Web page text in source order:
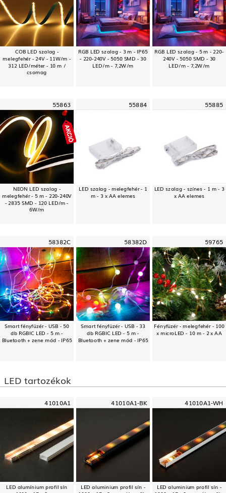
COB LED szalag -
melegfehér - 24V - 11W/m -
312 LED/méter - 10 m /
csomag
RGB LED szalag - 3 m - IP65
- 220-240V - 5050 SMD - 30
LED/m - 7,2W/m
RGB LED szalag - 5 m - 220-
240V - 5050 SMD - 30
LED/m - 7,2W/m
55863
NEON LED szalag -
melegfehér - 5 m - 220-240V
- 2835 SMD - 120 LED/m -
6W/m
55884
LED szalag - melegfehér - 1
m - 3 x AA elemes
55885
LED szalag - színes - 1 m - 3
x AA elemes
58382C
Smart fényfüzér - USB - 50
db RGBIC LED - 5 m -
Bluetooth + zene mód - IP65
58382D
Smart fényfüzér - USB - 33
db RGBIC LED - 5 m -
Bluetooth + zene mód - IP65
59765
Fényfüzér - melegfehér - 100
x microLED - 10 m - 2 x AA
LED tartozékok
41010A1
LED alumínium profil sín
41010A1-BK
LED aluminium profil sín -
41010A1-WH
LED aluminium profil sín -